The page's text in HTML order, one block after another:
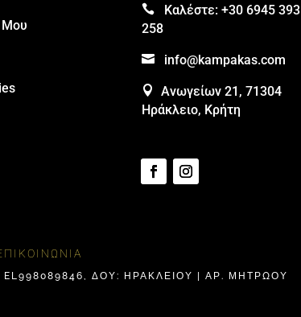
Μου
 Καλέστε:+30 6945 393
258
 info@kampakas.com
 Ανωγείων 21, 71304
Ηράκλειο, Κρήτη
ΔΟΥ: ΗΡΑΚΛΕΊΟΥ | ΑΡ. ΜΗΤΡΩΟΥ